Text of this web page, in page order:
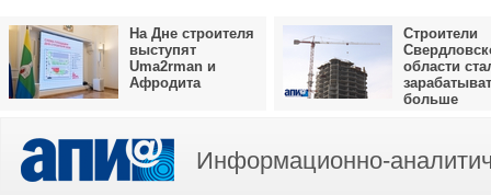
На Дне строителя
выступят
Uma2rman и
Афродита
Строители
области
больше
Информационно-